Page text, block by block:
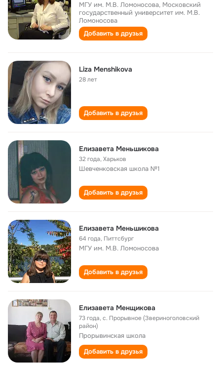
МГУ им. М.В. Ломоносова, Московский
государственный университет им. М.В.
Ломоносова
Добавить в друзья
Liza Menshikova
28 лет
Добавить в друзья
Елизавета Меньшикова
32 года,Харьков
Шевченковская школа №1
Добавить в друзья
Елизавета Меньшикова
64 года, Питтсбург
МГУ им. М.В. Ломоносова
Добавить в друзья
Елизавета Менщикова
73 года,с. Прорывное (Звериноголовский
район)
Прорывинская школа
Добавить в друзья